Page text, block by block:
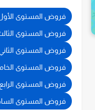
فروض المستوى
فروض المستوى
فروض المستوى
فروض المستوى
فروض المستوى الرابع
فروض المستوى